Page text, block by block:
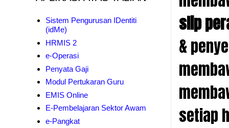
slip
&
setiap
Sistem Pengurusan IDentiti
(idMe)
HRMIS 2
e-Operasi
Penyata Gaji
Modul Pertukaran Guru
EMIS Online
E-Pembelajaran Sektor Awam
e-Pangkat